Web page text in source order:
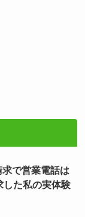
で営業電話は
した私の実体験